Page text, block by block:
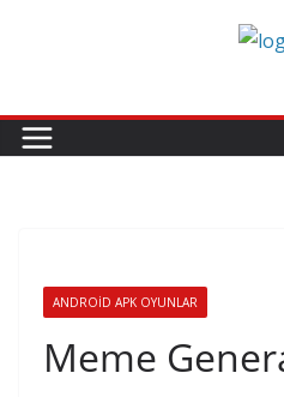
ANDROID APK OYUNLAR
Meme